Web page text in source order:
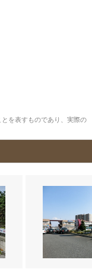
を表すものであり、実際の